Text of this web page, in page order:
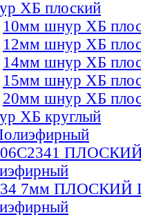
ХБ плоский
10мм шнур ХБ
12мм шнур ХБ
14мм шнур ХБ
15мм шнур ХБ
20мм шнур ХБ
ХБ круглый
7мм ПЛОСКИЙ